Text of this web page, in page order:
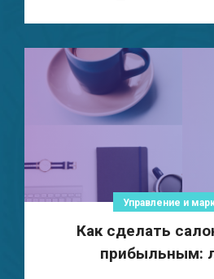
Управление и
Как сделать
прибыльным: